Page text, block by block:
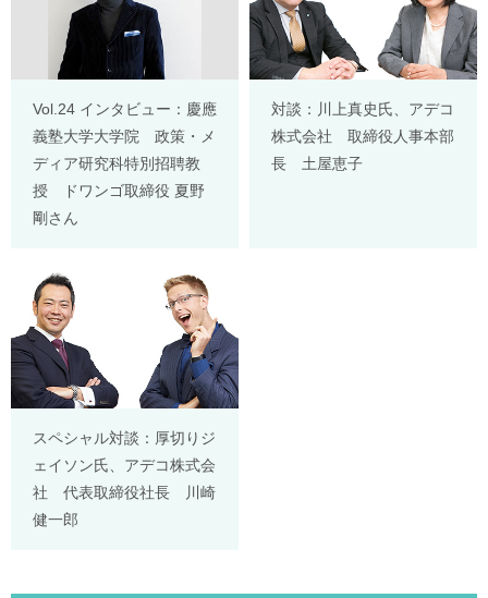
Vol.24 インタビュー：慶應
義塾大学大学院 政策・メ
ディア研究科特別招聘教
授 ドワンゴ取締役 夏野
剛さん
対談：川上真史氏、アデコ
株式会社 取締役人事本部
長 土屋恵子
スペシャル対談：厚切りジ
ェイソン氏、アデコ株式会
社 代表取締役社長 川崎
健一郎